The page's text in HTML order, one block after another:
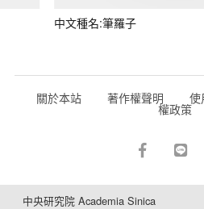
中文種名:筆羅子
關於本站 著作權聲明 使
權政策
中央研究院 Academia Sinica